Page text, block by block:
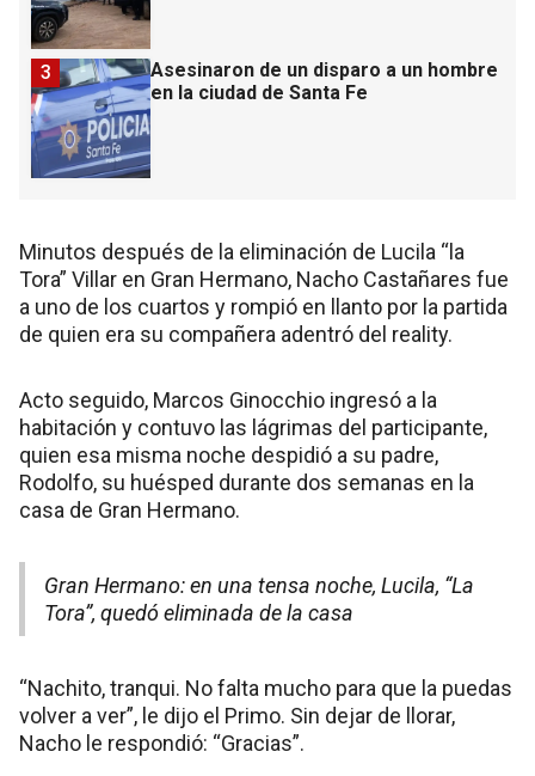
Asesinaron de un disparo a un hombre
en la ciudad de Santa Fe
3
Minutos después de la eliminación de Lucila “la
Tora” Villar en Gran Hermano, Nacho Castañares fue
a uno de los cuartos y rompió en llanto por la partida
de quien era su compañera adentró del reality.
Acto seguido, Marcos Ginocchio ingresó a la
habitación y contuvo las lágrimas del participante,
quien esa misma noche despidió a su padre,
Rodolfo, su huésped durante dos semanas en la
casa de Gran Hermano.
Gran Hermano: en una tensa noche, Lucila, “La
Tora”, quedó eliminada de la casa
“Nachito, tranqui. No falta mucho para que la puedas
volver a ver”, le dijo el Primo. Sin dejar de llorar,
Nacho le respondió: “Gracias”.